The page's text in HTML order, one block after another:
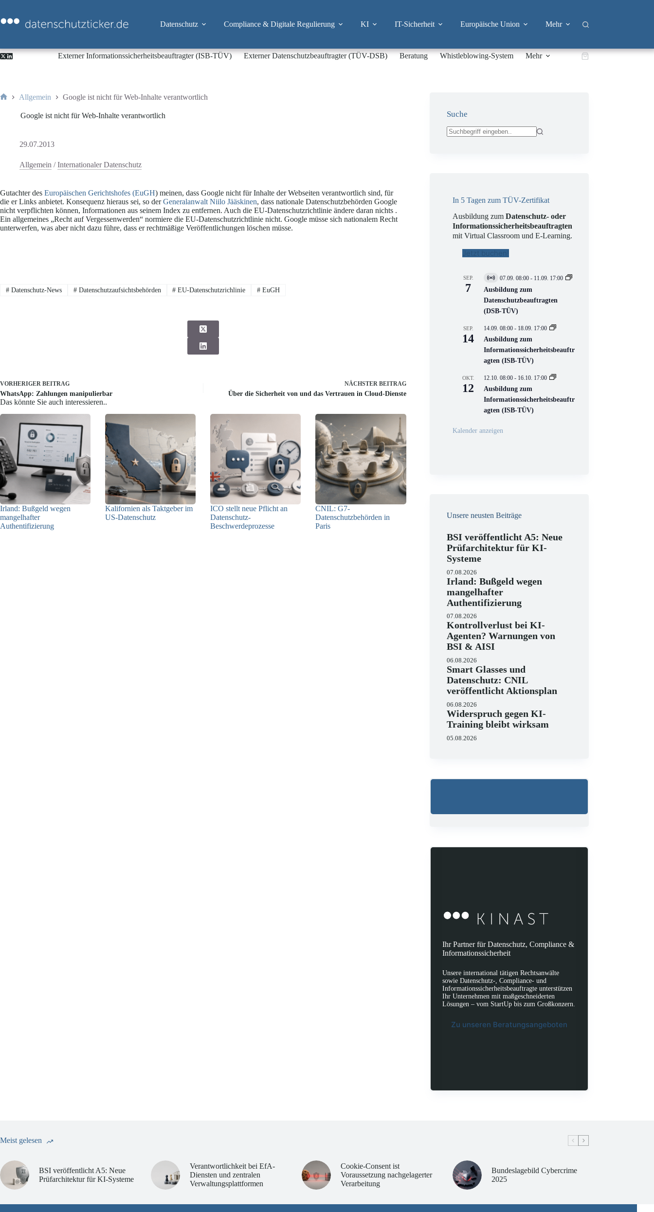
springen
Datenschutz Compliance & Digitale Regulierung KI IT-Sicherheit Europäische Union Mehr
Externer Informationssicherheitsbeauftragter (ISB-TÜV) Externer Datenschutzbeauftragter (TÜV-DSB) Beratung Whistleblowing-System Mehr Warenkorb
Allgemein Google ist nicht für Web-Inhalte verantwortlich
Google ist nicht für Web-Inhalte verantwortlich
29.07.2013
Allgemein /Internationaler Datenschutz
Gutachter des Europäischen Gerichtshofes (EuGH) meinen, dass Google nicht für Inhalte der Webseiten verantwortlich sind, für
die er Links anbietet. Konsequenz hieraus sei, so derGeneralanwalt Niilo Jääskinen, dass nationale Datenschutzbehörden Google
nicht verpflichten können, Informationen aus seinem Index zu entfernen. Auch die EU-Datenschutzrichtlinie ändere daran nichts .
Ein allgemeines „Recht auf Vergessenwerden“ normiere die EU-Datenschutzrichtlinie nicht. Google müsse sich nationalem Recht
unterwerfen, was aber nicht dazu führe, dass er rechtmäßige Veröffentlichungen löschen müsse.
#Datenschutz-News #Datenschutzaufsichtsbehörden # EU-Datenschutzrichlinie # EuGH
VORHERIGER BEITRAG
WhatsApp: Zahlungen manipulierbar
NÄCHSTER BEITRAG
Über die Sicherheit von und das Vertrauen in Cloud-Dienste
Das könnte Sie auch interessieren..
Irland: Bußgeld wegen
mangelhafter
Authentifizierung
Kalifornien als Taktgeber im
US-Datenschutz
ICO stellt neue Pflicht an
Datenschutz-
Beschwerdeprozesse
CNIL: G7-
Datenschutzbehörden in
Paris
Suche
In 5 Tagen zum TÜV-Zertifikat
Ausbildung zumDatenschutz- oder
Informationssicherheitsbeauftragten
mit Virtual Classroom und E-Learning.
Jetzt buchen!
SEP.
7
V
i
t
u
l
V
e
r
n
s
t
a
t
n
07.09. 08:00 - 11.09. 17:00
Ausbildung zum
Datenschutzbeauftragten
(DSB-TÜV)
SEP.
14
14.09. 08:00 - 18.09. 17:00
Ausbildung zum
Informationssicherheitsbeauftr
agten (ISB-TÜV)
OKT.
12
12.10. 08:00 - 16.10. 17:00
Ausbildung zum
Informationssicherheitsbeauftr
agten (ISB-TÜV)
Kalender anzeigen
Unsere neusten Beiträge
BSI veröffentlicht A5: Neue
Prüfarchitektur für KI-
Systeme
07.08.2026
Irland: Bußgeld wegen
mangelhafter
Authentifizierung
07.08.2026
Kontrollverlust bei KI-
Agenten? Warnungen von
BSI & AISI
06.08.2026
Smart Glasses und
Datenschutz: CNIL
veröffentlicht Aktionsplan
06.08.2026
Widerspruch gegen KI-
Training bleibt wirksam
05.08.2026
Ihr Partner für Datenschutz, Compliance &
Informationssicherheit
Unsere international tätigen Rechtsanwälte
sowie Datenschutz-, Compliance- und
Informationssicherheitsbeauftragte unterstützen
Ihr Unternehmen mit maßgeschneiderten
Lösungen – vom StartUp bis zum Großkonzern.
Zu unseren Beratungsangeboten
Meist gelesen
BSI veröffentlicht A5: Neue
Prüfarchitektur für KI-Systeme
Verantwortlichkeit bei EfA-
Diensten und zentralen
Verwaltungsplattformen
Cookie-Consent ist
Voraussetzung nachgelagerter
Verarbeitung
Bundeslagebild Cybercrime
2025